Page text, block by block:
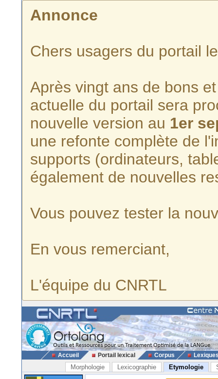
Annonce
Chers usagers du portail
Après vingt ans de bons
actuelle du portail sera
nouvelle version au 1er
une refonte complète de
supports (ordinateurs,
également de nouvelles
Vous pouvez tester la
En vous remerciant,
L'équipe du CNRTL
Accueil Portail lexical Corpus
Morphologie Lexicographie Etymologie